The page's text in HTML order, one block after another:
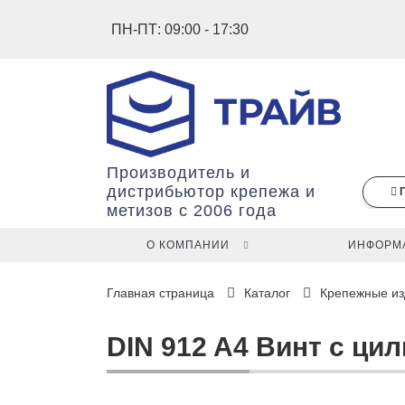
ПН-ПТ: 09:00 - 17:30
Производитель и
дистрибьютор крепежа и
метизов с 2006 года
О КОМПАНИИ
Главная страница Каталог Крепежные
DIN 912 A4 Винт с